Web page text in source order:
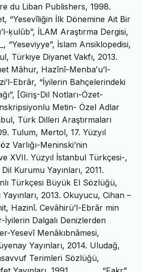
du Liban Publishers, 1998.
“Yesevîliğin İlk Dönemine Ait Bir
ḳulūb”, İLAM Araştırma Dergisi,
“Yeseviyye”, İslam Ansiklopedisi,
Türkiye Diyanet Vakfı, 2013.
Mâhur, Hazînî-Menbaʻu’l-
Ebrâr, “İyilerin Bahçelerindeki
[Giriş-Dil Notları-Özet-
Metin- Özel Adlar
Türk Dilleri Araştırmaları
Tulum, Mertol, 17. Yüzyıl
Varlığı-Meninski’nin
XVII. Yüzyıl İstanbul Türkçesi-,
Kurumu Yayınları, 2011.
Türkçesi Büyük El Sözlüğü,
Yayınları, 2013. Okuyucu, Cihan –
Hazinî. Cevâhirü’l-Ebrâr min
İyilerin Dalgalı Denizlerden
Yesevî Menâkıbnâmesi,
Yayınları, 2014. Uludağ,
Terimleri Sözlüğü,